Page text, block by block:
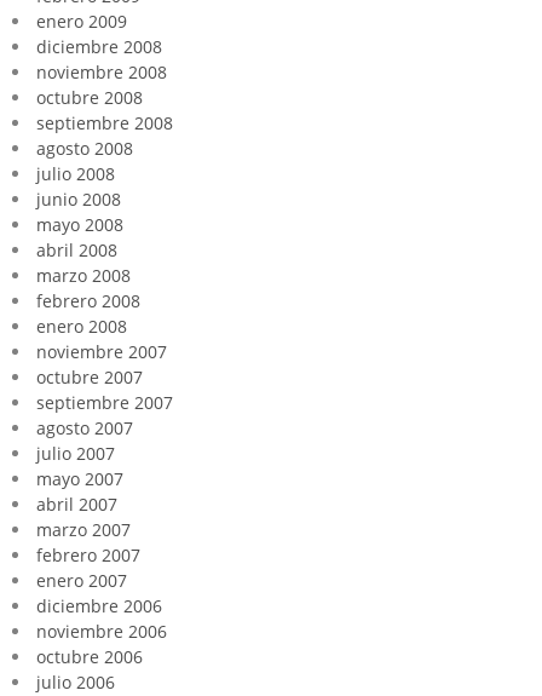
enero 2009
diciembre 2008
noviembre 2008
octubre 2008
septiembre 2008
agosto 2008
julio 2008
junio 2008
mayo 2008
abril 2008
marzo 2008
febrero 2008
enero 2008
noviembre 2007
octubre 2007
septiembre 2007
agosto 2007
julio 2007
mayo 2007
abril 2007
marzo 2007
febrero 2007
enero 2007
diciembre 2006
noviembre 2006
octubre 2006
julio 2006